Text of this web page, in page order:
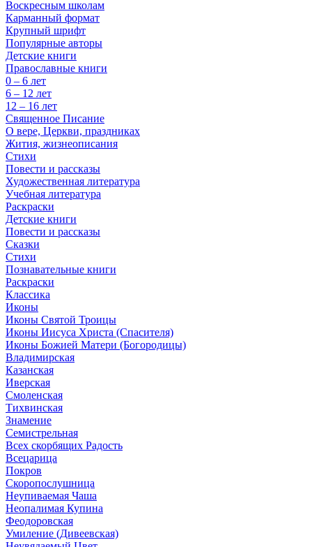
Воскресным школам
Карманный формат
Крупный шрифт
Популярные авторы
Детские книги
Православные книги
0 – 6 лет
6 – 12 лет
12 – 16 лет
Священное Писание
О вере, Церкви, праздниках
Жития, жизнеописания
Стихи
Повести и рассказы
Художественная литература
Учебная литература
Раскраски
Детские книги
Повести и рассказы
Сказки
Стихи
Познавательные книги
Раскраски
Классика
Иконы
Иконы Святой Троицы
Иконы Иисуса Христа (Спасителя)
Иконы Божией Матери (Богородицы)
Владимирская
Казанская
Иверская
Смоленская
Тихвинская
Знамение
Семистрельная
Всех скорбящих Радость
Всецарица
Покров
Скоропослушница
Неупиваемая Чаша
Неопалимая Купина
Феодоровская
Умиление (Дивеевская)